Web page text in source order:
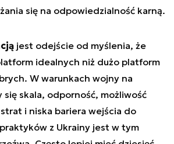
się na odpowiedzialność karną.
jest odejście od myślenia, że
idealnych niż dużo platform
W warunkach wojny na
się skala, odporność, możliwość
i niska bariera wejścia do
z Ukrainy jest w tym